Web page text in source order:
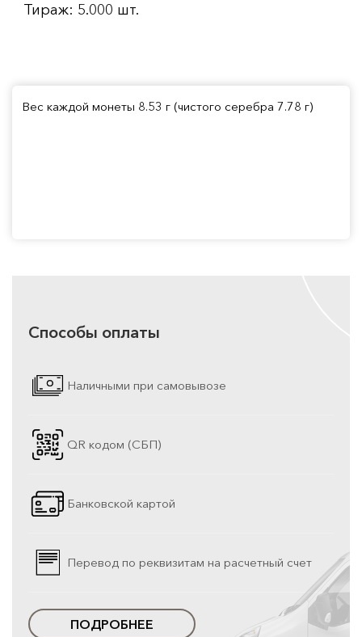
Тираж: 5.000 шт.
Вес каждой монеты 8.53 г (чистого серебра 7.78 г)
Способы оплаты
Наличными при самовывозе
QR кодом (СБП)
Банковской картой
Перевод по реквизитам на расчетный счет
ПОДРОБНЕЕ